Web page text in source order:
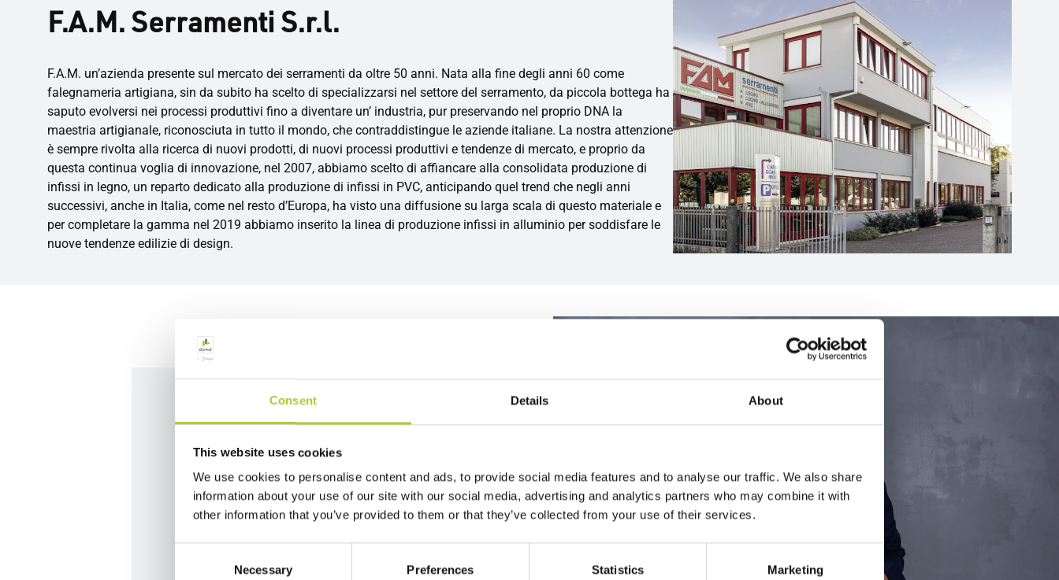
Consent Details About
This website uses cookies
We use cookies to personalise content and ads, to provide social media features and to analyse our traffic. We also share
information about your use of our site with our social media, advertising and analytics partners who may combine it with
other information that you’ve provided to them or that they’ve collected from your use of their services.
Necessary Preferences Statistics Marketing
F.A.M. Serramenti S.r.l.
F.A.M. un’azienda presente sul mercato dei serramenti da oltre 50 anni. Nata alla fine degli anni 60 come
falegnameria artigiana, sin da subito ha scelto di specializzarsi nel settore del serramento, da piccola bottega ha
saputo evolversi nei processi produttivi fino a diventare un’ industria, pur preservando nel proprio DNA la
maestria artigianale, riconosciuta in tutto il mondo, che contraddistingue le aziende italiane. La nostra attenzione
è sempre rivolta alla ricerca di nuovi prodotti, di nuovi processi produttivi e tendenze di mercato, e proprio da
questa continua voglia di innovazione, nel 2007, abbiamo scelto di affiancare alla consolidata produzione di
infissi in legno, un reparto dedicato alla produzione di infissi in PVC, anticipando quel trend che negli anni
successivi, anche in Italia, come nel resto d’Europa, ha visto una diffusione su larga scala di questo materiale e
per completare la gamma nel 2019 abbiamo inserito la linea di produzione infissi in alluminio per soddisfare le
nuove tendenze edilizie di design.
Siamo qui per te
Contatta i nostri team per dare vita ai tuoi progetti!